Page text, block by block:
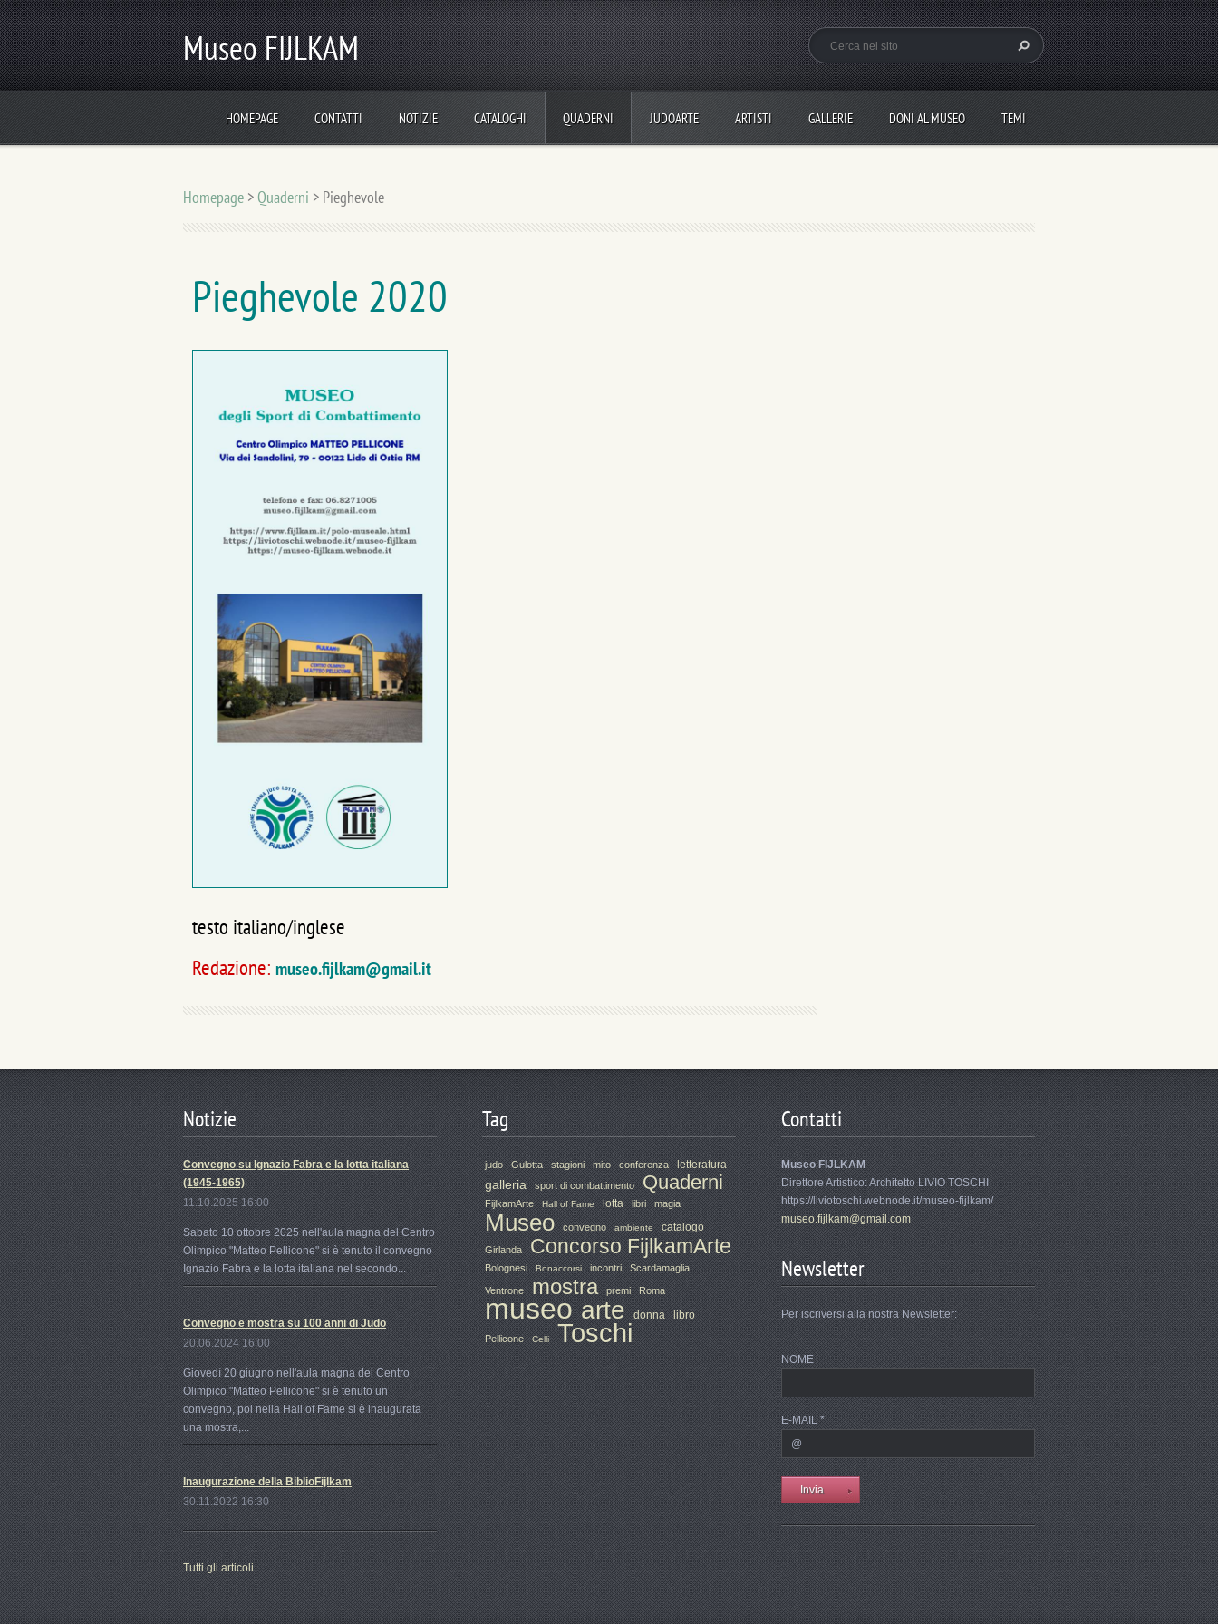
Museo FIJLKAM
HOMEPAGE CONTATTI NOTIZIE CATALOGHI QUADERNI JUDOARTE ARTISTI GALLERIE DONI AL MUSEO TEMI
Homepage >Quaderni > Pieghevole
Pieghevole 2020
testo italiano/inglese
Redazione: museo.fijlkam@gmail.it
Notizie
Convegno su Ignazio Fabra e la lotta italiana
(1945-1965)
11.10.2025 16:00
Sabato 10 ottobre 2025 nell'aula magna del Centro
Olimpico "Matteo Pellicone" si è tenuto il convegno
Ignazio Fabra e la lotta italiana nel secondo...
Convegno e mostra su 100 anni di Judo
20.06.2024 16:00
Giovedì 20 giugno nell'aula magna del Centro
Olimpico "Matteo Pellicone" si è tenuto un
convegno, poi nella Hall of Fame si è inaugurata
una mostra,...
Inaugurazione della BiblioFijlkam
30.11.2022 16:30
Tutti gli articoli
Tag
judo Gulotta stagioni mito conferenza letteratura
galleria sport di combattimento Quaderni
FijlkamArte Hall of Fame lotta libri magia
Museo convegno ambiente catalogo
Girlanda Concorso FijlkamArte
Bolognesi Bonaccorsi incontri Scardamaglia
Ventrone mostra premi Roma
museo arte donna libro
Pellicone Celli Toschi
Contatti
Museo FIJLKAM
Direttore Artistico: Architetto LIVIO TOSCHI
https://liviotoschi.webnode.it/museo-fijlkam/
museo.fijlkam@gmail.com
Newsletter
Per iscriversi alla nostra Newsletter:
NOME
E-MAIL *